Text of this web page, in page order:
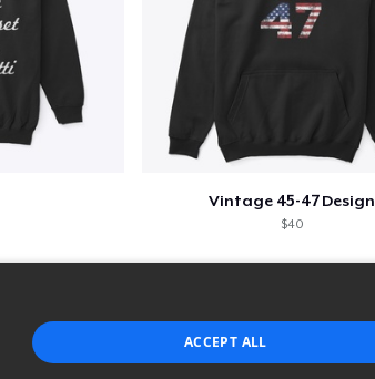
Vintage 45-47 Design
$40
ACCEPT ALL